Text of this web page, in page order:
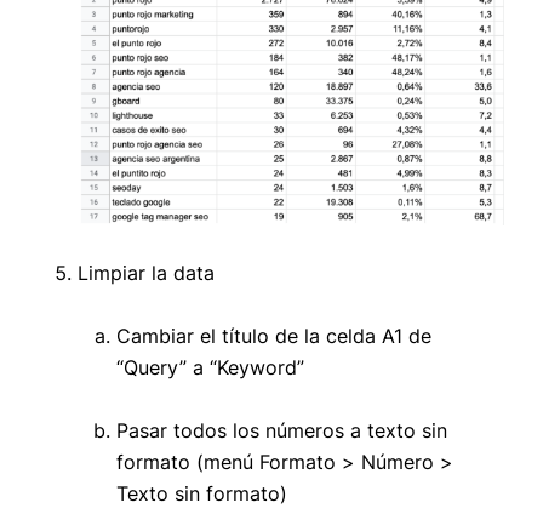
Limpiar la data
Cambiar el título de la celda A1 de
“Query” a “Keyword”
Pasar todos los números a texto sin
formato (menú Formato > Número >
Texto sin formato)